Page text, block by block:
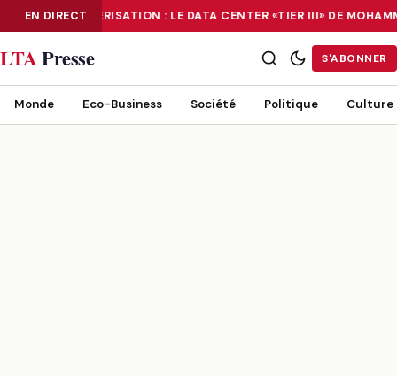
EN DIRECTNUMÉRISATION : LE DATA CENTER «TIER III» DE
NUMÉRISATION : LE DATA CENTER «TIER III» DE MOHAMMADIA, UN
LTAPresse S'ABONNER
Monde Eco-Business Société Politique Culture